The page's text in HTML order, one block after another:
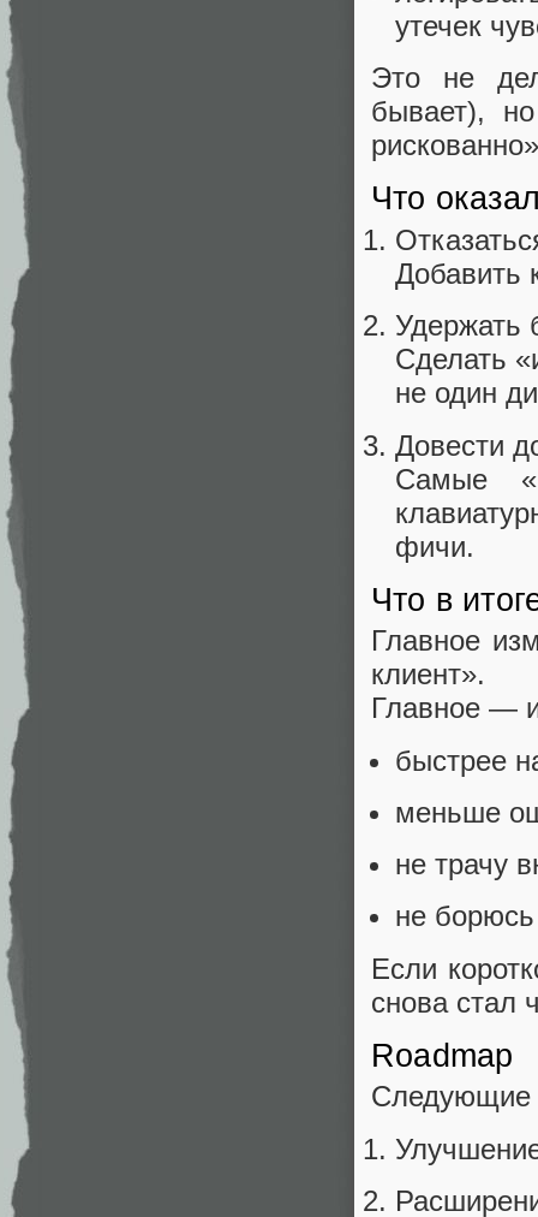
утечек
Это не
бывает),
Что
Добавить
Удержать
Сделать
не один
Довести
Самые
фичи.
Что в
Главное
клиент».
Главное —
быстрее
меньше
не трачу
не
Если
снова стал
Roadmap
Следующие